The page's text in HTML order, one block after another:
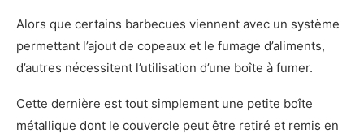
Alors que certains barbecues viennent avec un système
permettant l’ajout de copeaux et le fumage d’aliments,
d’autres nécessitent l’utilisation d’une boîte à fumer.
Cette dernière est tout simplement une petite boîte
métallique dont le couvercle peut être retiré et remis en